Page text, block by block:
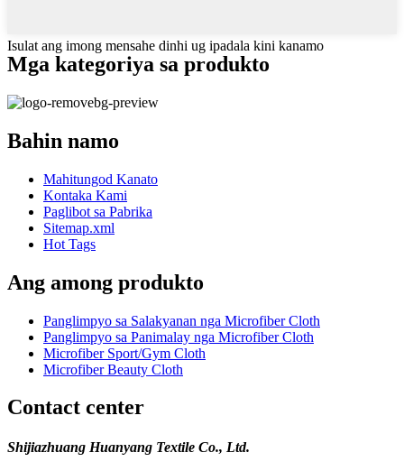
Isulat ang imong mensahe dinhi ug ipadala kini kanamo
Mga kategoriya sa produkto
Bahin namo
Mahitungod Kanato
Kontaka Kami
Paglibot sa Pabrika
Sitemap.xml
Hot Tags
Ang among produkto
Panglimpyo sa Salakyanan nga Microfiber Cloth
Panglimpyo sa Panimalay nga Microfiber Cloth
Microfiber Sport/Gym Cloth
Microfiber Beauty Cloth
Contact center
Shijiazhuang Huanyang Textile Co., Ltd.